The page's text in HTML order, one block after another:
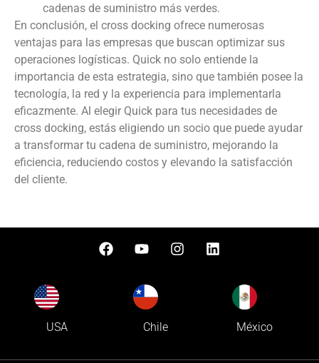
cadenas de suministro más verdes.
En conclusión, el cross docking ofrece numerosas
ventajas para las empresas que buscan optimizar sus
operaciones logísticas. Quick no solo entiende la
importancia de esta estrategia, sino que también posee la
tecnología, la red y la experiencia para implementarla
eficazmente. Al elegir Quick para tus necesidades de
cross docking, estás eligiendo un socio que puede ayudar
a transformar tu cadena de suministro, mejorando la
eficiencia, reduciendo costos y elevando la satisfacción
del cliente.
USA Chile México